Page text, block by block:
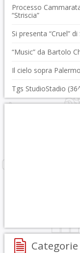
Processo
“Striscia”
Si presenta “Cruel”
“Music” da Bartolo
Il cielo sopra Palermo
Tgs StudioStadio
Categorie